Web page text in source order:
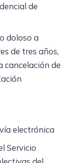
de
doloso a
de tres años,
cancelación de
electrónica
Servicio